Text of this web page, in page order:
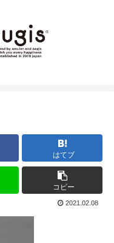
はてブ
コピー
2021.02.08